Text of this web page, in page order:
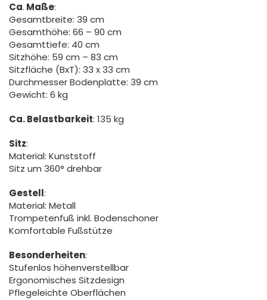
Ca. Maße:
Gesamtbreite: 39 cm
Gesamthöhe: 66 – 90 cm
Gesamttiefe: 40 cm
Sitzhöhe: 59 cm – 83 cm
Sitzfläche (BxT): 33 x 33 cm
Durchmesser Bodenplatte: 39 cm
Gewicht: 6 kg
Ca. Belastbarkeit: 135 kg
Sitz:
Material: Kunststoff
Sitz um 360° drehbar
Gestell:
Material: Metall
Trompetenfuß inkl. Bodenschoner
Komfortable Fußstütze
Besonderheiten:
Stufenlos höhenverstellbar
Ergonomisches Sitzdesign
Pflegeleichte Oberflächen